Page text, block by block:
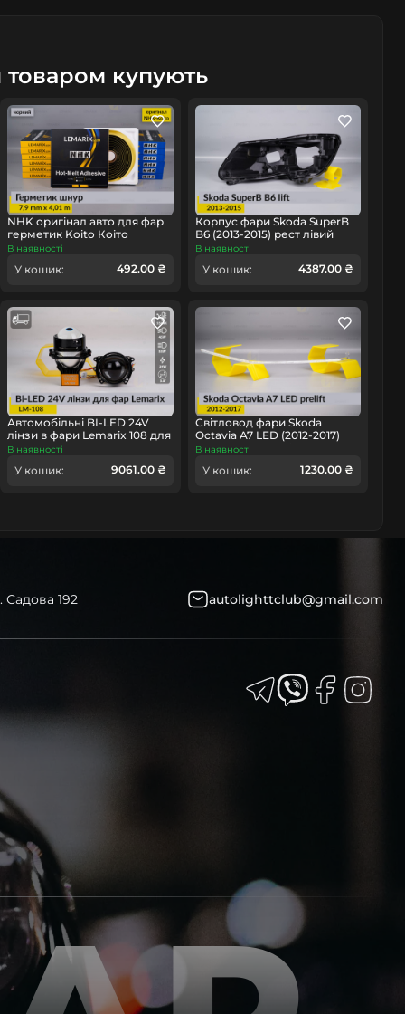
купують
NHK оригінал авто для фар
герметик Koito Коіто
бутиловий шнур термо
В наявності
У кошик: 492.00 ₴
Корпус фари Skoda SuperB
B6 (2013-2015) рест лівий
В наявності
У кошик: 4387.00 ₴
Автомобільні BI-LED 24V
лінзи в фари Lemarix 108 для
вантажних авто
В наявності
У кошик: 9061.00 ₴
Світловод фари Skoda
Octavia A7 LED (2012-2017)
дорест довгий лівий
В наявності
У кошик: 1230.00 ₴
Садова 192 autolighttclub@gmail.com